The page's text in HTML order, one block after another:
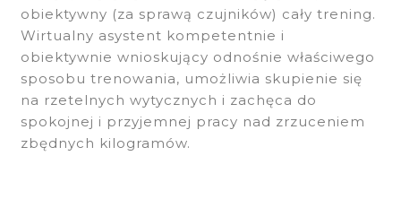
obiektywny (za sprawą czujników) cały trening.
Wirtualny asystent kompetentnie i
obiektywnie wnioskujący odnośnie właściwego
sposobu trenowania, umożliwia skupienie się
na rzetelnych wytycznych i zachęca do
spokojnej i przyjemnej pracy nad zrzuceniem
zbędnych kilogramów.